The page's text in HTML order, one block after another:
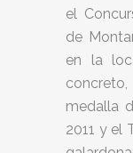
el
de
en la
medalla
2011 y el